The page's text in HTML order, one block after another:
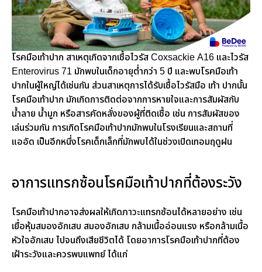
โรคมือเท้าปาก สาเหตุเกิดจากเชื้อไวรัส Coxsackie A16 และไวรัส
Enterovirus 71 มักพบในเด็กอายุต่ำกว่า 5 ปี และพบโรคมือเท้า
ปากในผู้ใหญ่ได้เช่นกัน ส่วนสาเหตุการได้รับเชื้อไวรัสมือ เท้า ปากนั้น
โรคมือเท้าปาก มักเกิดการติดต่อจากการหายใจและการสัมผัสกับ
น้ำลาย น้ำมูก หรือสารคัดหลั่งของผู้ที่ติดเชื้อ เช่น การสัมผัสของ
เล่นร่วมกัน การเกิดโรคมือเท้าปากมักพบในโรงเรียนและสถานที่
แออัด เป็นอีกหนึ่งโรคเด็กเล็กที่มักพบได้ในช่วงเปิดเทอมฤดูฝน
อาการแทรกซ้อนโรคมือเท้าปากที่ต้องระวัง
โรคมือเท้าปากอาจส่งผลให้เกิดภาวะแทรกซ้อนได้หลายอย่าง เช่น
เยื่อหุ้มสมองอักเสบ สมองอักเสบ กล้ามเนื้ออ่อนแรง หรือกล้ามเนื้อ
หัวใจอักเสบ ไปจนถึงเสียชีวิตได้ โดยอาการโรคมือเท้าปากที่ต้อง
เฝ้าระวังและควรพบแพทย์ ได้แก่